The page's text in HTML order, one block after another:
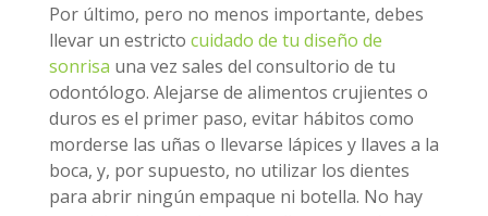
Por último, pero no menos importante, debes
llevar un estricto cuidado de tu diseño de
sonrisa una vez sales del consultorio de tu
odontólogo. Alejarse de alimentos crujientes o
duros es el primer paso, evitar hábitos como
morderse las uñas o llevarse lápices y llaves a la
boca, y, por supuesto, no utilizar los dientes
para abrir ningún empaque ni botella. No hay